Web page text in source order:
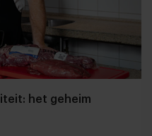
het geheim